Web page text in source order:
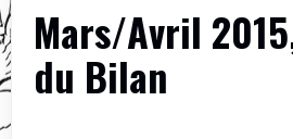
Mars/Avril
du Bilan